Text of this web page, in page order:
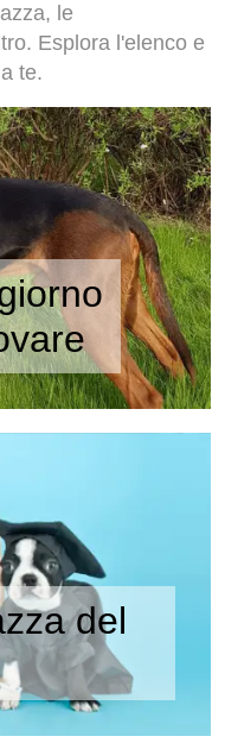
le
Esplora l'elenco e
te.
del